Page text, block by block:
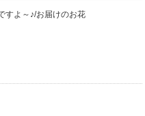
よ～♪/お届けのお花